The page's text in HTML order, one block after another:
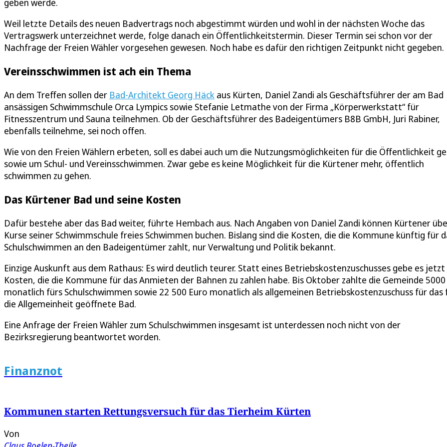
geben werde.
Weil letzte Details des neuen Badvertrags noch abgestimmt würden und wohl in der nächsten Woche das
Vertragswerk unterzeichnet werde, folge danach ein Öffentlichkeitstermin. Dieser Termin sei schon vor der
Nachfrage der Freien Wähler vorgesehen gewesen. Noch habe es dafür den richtigen Zeitpunkt nicht gegeben.
Vereinsschwimmen ist ach ein Thema
An dem Treffen sollen der Bad-Architekt Georg Häck aus Kürten, Daniel Zandi als Geschäftsführer der am Bad
ansässigen Schwimmschule Orca Lympics sowie Stefanie Letmathe von der Firma „Körperwerkstatt“ für
Fitnesszentrum und Sauna teilnehmen. Ob der Geschäftsführer des Badeigentümers B8B GmbH, Juri Rabiner,
ebenfalls teilnehme, sei noch offen.
Wie von den Freien Wählern erbeten, soll es dabei auch um die Nutzungsmöglichkeiten für die Öffentlichkeit
sowie um Schul- und Vereinsschwimmen. Zwar gebe es keine Möglichkeit für die Kürtener mehr, öffentlich
schwimmen zu gehen.
Das Kürtener Bad und seine Kosten
Dafür bestehe aber das Bad weiter, führte Hembach aus. Nach Angaben von Daniel Zandi können Kürtener
Kurse seiner Schwimmschule freies Schwimmen buchen. Bislang sind die Kosten, die die Kommune künftig für
Schulschwimmen an den Badeigentümer zahlt, nur Verwaltung und Politik bekannt.
Einzige Auskunft aus dem Rathaus: Es wird deutlich teurer. Statt eines Betriebskostenzuschusses gebe es jetzt
Kosten, die die Kommune für das Anmieten der Bahnen zu zahlen habe. Bis Oktober zahlte die Gemeinde
monatlich fürs Schulschwimmen sowie 22 500 Euro monatlich als allgemeinen Betriebskostenzuschuss für das
die Allgemeinheit geöffnete Bad.
Eine Anfrage der Freien Wähler zum Schulschwimmen insgesamt ist unterdessen noch nicht von der
Bezirksregierung beantwortet worden.
Finanznot
Kommunen starten Rettungsversuch für das Tierheim Kürten
Von